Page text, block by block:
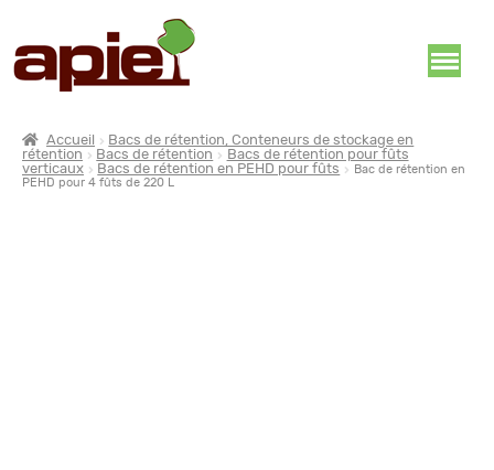
Accueil
Bacs de rétention, Conteneurs de stockage en
rétention
Bacs de rétention
Bacs de rétention pour fûts
verticaux
Bacs de rétention en PEHD pour fûts
Bac de rétention en
PEHD pour 4 fûts de 220 L